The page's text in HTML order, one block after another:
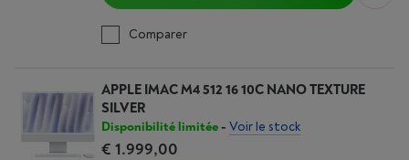
Comparer
APPLE IMAC M4 512 16 10C NANO TEXTURE
SILVER
Disponibilité limitée- Voir le stock
€ 1.999,00